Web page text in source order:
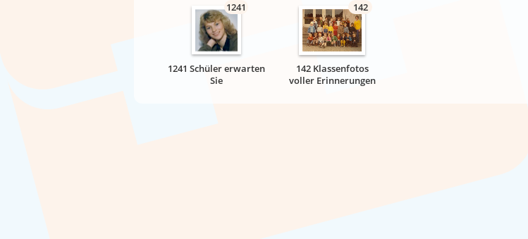
1241
1241 Schüler erwarten
Sie
142
142 Klassenfotos
voller Erinnerungen